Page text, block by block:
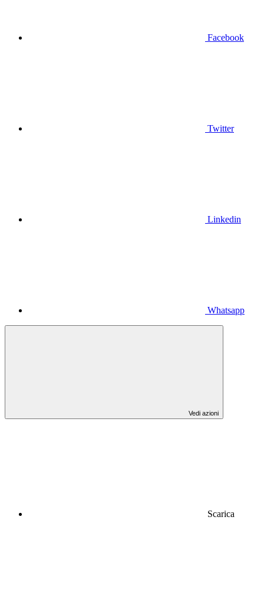
Facebook
Twitter
Linkedin
Whatsapp
Vedi azioni
Scarica